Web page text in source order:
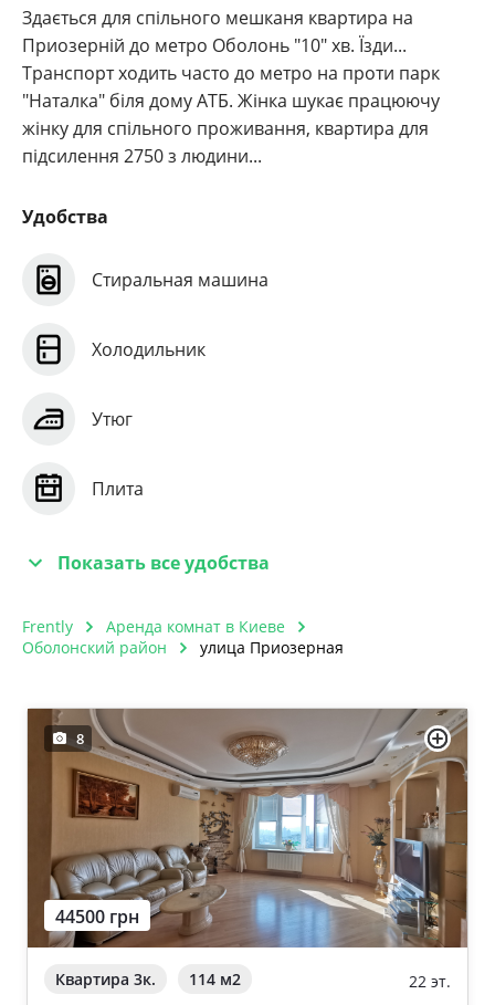
Здається для спільного мешканя квартира на
Приозерній до метро Оболонь "10" хв. Їзди...
Транспорт ходить часто до метро на проти парк
"Наталка" біля дому АТБ. Жінка шукає працюючу
жінку для спільного проживання, квартира для
підсилення 2750 з людини...
Удобства
Стиральная машина
Холодильник
Утюг
Плита
Показать все удобства
Frently
Аренда комнат в Киеве
Оболонский район
улица Приозерная
8
44500 грн
Квартира 3к. 114 м2 22 эт.